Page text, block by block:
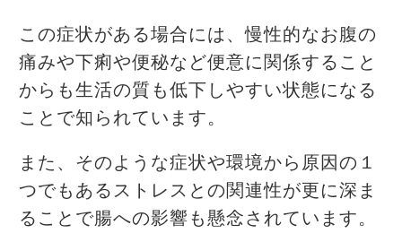
この症状がある場合には、慢性的なお腹の
痛みや下痢や便秘など便意に関係すること
からも生活の質も低下しやすい状態になる
ことで知られています。
また、そのような症状や環境から原因の１
つでもあるストレスとの関連性が更に深ま
ることで腸への影響も懸念されています。